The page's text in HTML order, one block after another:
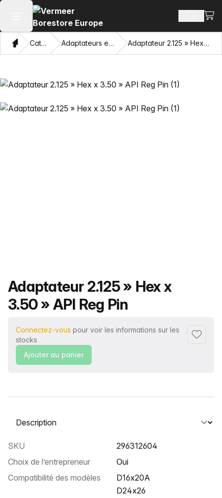
Ouvrir le menu principal
Voir
Domicile
Catalogue Adaptateurs et œillets tirants Adaptateur 2.125 » Hex x 3.50 » API Reg Pin
Nom du produit
Adaptateur 2.125 » Hex x
3.50 » API Reg Pin
Connectez-vous pour voir les informations sur les
stocks
Ajouter
Ajouter au panier
Sélectionnez un onglet
SKU
296312604
Choix de l’entrepreneur
Oui
Compatibilité des modèles
D16x20A
D24x26